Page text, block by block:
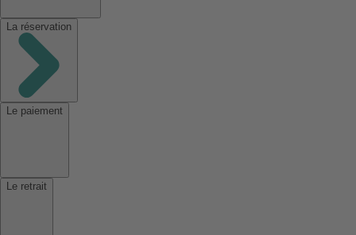
La réservation
Le paiement
Le retrait